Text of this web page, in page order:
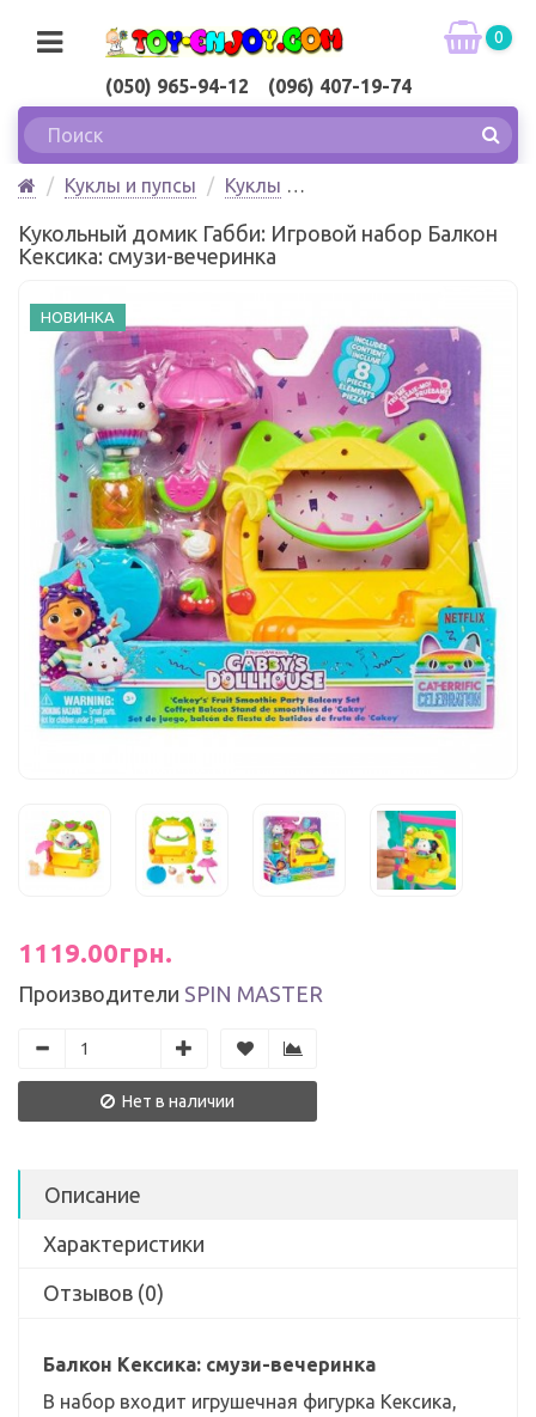
(050) 965-94-12 (096) 407-19-74
0
Куклы и пупсы
Куклы
Кексика: смузи-вечеринка Spin Master
Кукольный домик Габби: Игровой набор Балкон
Кексика: смузи-вечеринка
НОВИНКА
1119.00грн.
Производители SPIN MASTER
Нет в наличии
Описание
Характеристики
Отзывов (0)
Балкон Кексика: смузи-вечеринка
В набор входит игрушечная фигурка Кексика,